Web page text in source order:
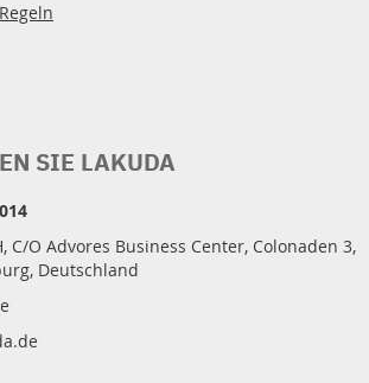
SIE LAKUDA
C/O Advores Business Center, Colonaden 3,
Deutschland